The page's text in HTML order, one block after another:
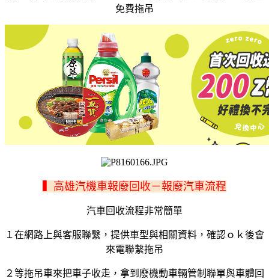
免費拖吊
▍高雄汽機車報廢回收－報廢汽車流程
汽車回收流程非常簡單
１在網路上與客服聯繫，提供車型與相關資料，確認ｏｋ後會
來電聯繫拖吊
２等拖吊車來把車子收走，拿到廢機動車輛管制聯單與車體回